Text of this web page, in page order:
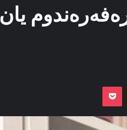
یان
Odnoklassniki
Pocket